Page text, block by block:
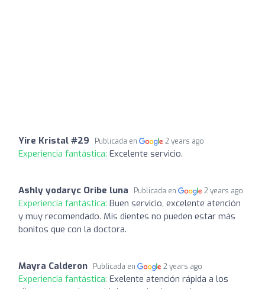
Yire Kristal #29 Publicada en 2 years ago
Experiencia fantástica: Excelente servicio.
Ashly yodaryc Oribe luna Publicada en 2 years ago
Experiencia fantástica: Buen servicio, excelente atención
y muy recomendado. Mis dientes no pueden estar más
bonitos que con la doctora.
Mayra Calderon Publicada en 2 years ago
Experiencia fantástica: Exelente atención rápida a los